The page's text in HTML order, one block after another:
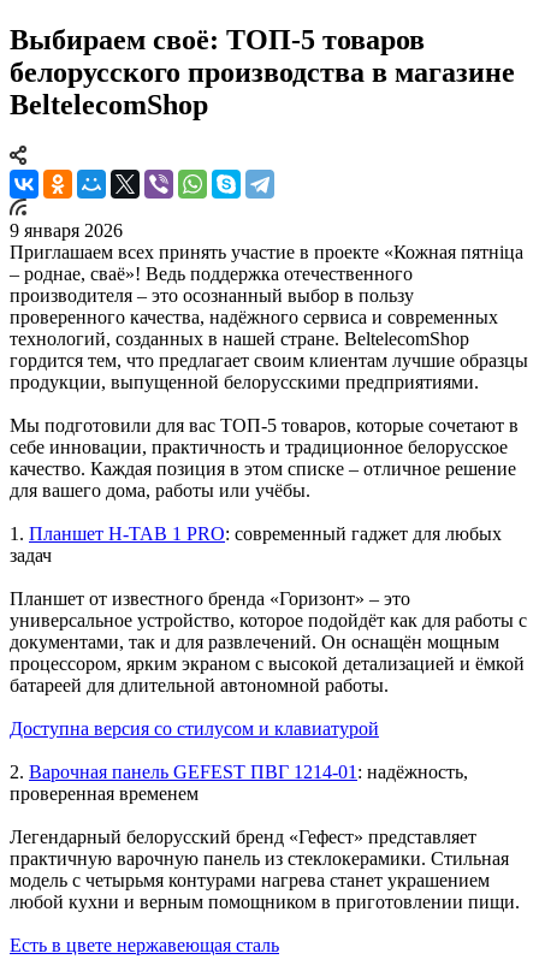
Выбираем своё: ТОП-5 товаров
белорусского производства в магазине
BeltelecomShop
9 января 2026
Приглашаем всех принять участие в проекте «Кожная пятніца
– роднае, сваё»! Ведь поддержка отечественного
производителя – это осознанный выбор в пользу
проверенного качества, надёжного сервиса и современных
технологий, созданных в нашей стране. BeltelecomShop
гордится тем, что предлагает своим клиентам лучшие образцы
продукции, выпущенной белорусскими предприятиями.
Мы подготовили для вас ТОП-5 товаров, которые сочетают в
себе инновации, практичность и традиционное белорусское
качество. Каждая позиция в этом списке – отличное решение
для вашего дома, работы или учёбы.
1. Планшет H-TAB 1 PRO: современный гаджет для любых
задач
Планшет от известного бренда «Горизонт» – это
универсальное устройство, которое подойдёт как для работы с
документами, так и для развлечений. Он оснащён мощным
процессором, ярким экраном с высокой детализацией и ёмкой
батареей для длительной автономной работы.
Доступна версия со стилусом и клавиатурой
2. Варочная панель GEFEST ПВГ 1214-01 : надёжность,
проверенная временем
Легендарный белорусский бренд «Гефест» представляет
практичную варочную панель из стеклокерамики. Стильная
модель с четырьмя контурами нагрева станет украшением
любой кухни и верным помощником в приготовлении пищи.
Есть в цвете нержавеющая сталь